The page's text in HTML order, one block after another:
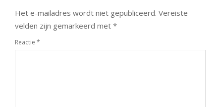
Het e-mailadres wordt niet gepubliceerd. Vereiste
velden zijn gemarkeerd met *
Reactie *